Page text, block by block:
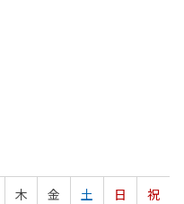
木 金 土 日
祝